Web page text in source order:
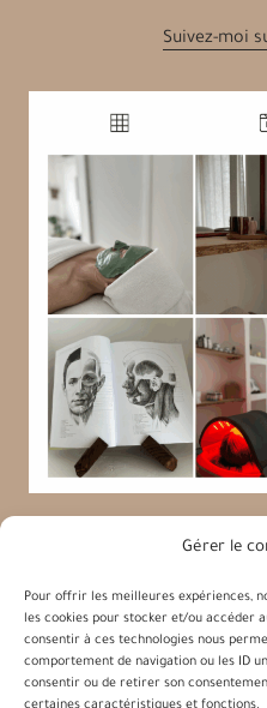
Gérer le
Pour offrir les meilleures expériences,
les cookies pour stocker et/ou accéder
consentir à ces technologies nous
comportement de navigation ou les ID
consentir ou de retirer son
Suivez-moi